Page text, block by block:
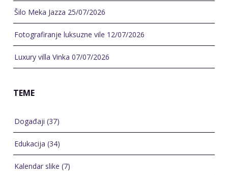
Šilo Meka Jazza 25/07/2026
Fotografiranje luksuzne vile 12/07/2026
Luxury villa Vinka 07/07/2026
TEME
Događaji (37)
Edukacija (34)
Kalendar slike (7)